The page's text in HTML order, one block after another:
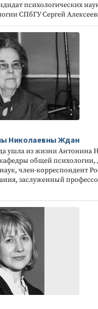
психологических
СПбГУ Сергей
Николаевны Ждан
ушла из жизни Антонина
общей психологии,
член-корреспондент
заслуженный